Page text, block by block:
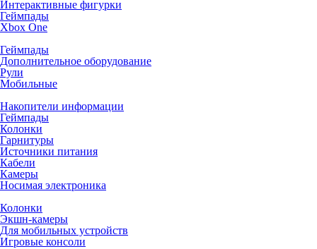
Интерактивные фигурки
Геймпады
Xbox One
Геймпады
Дополнительное оборудование
Рули
Мобильные
Накопители информации
Геймпады
Колонки
Гарнитуры
Источники питания
Кабели
Камеры
Носимая электроника
Колонки
Экшн-камеры
Для мобильных устройств
Игровые консоли